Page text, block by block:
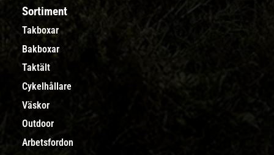
Sortiment
Takboxar
Bakboxar
Taktält
Cykelhållare
Väskor
Outdoor
Arbetsfordon